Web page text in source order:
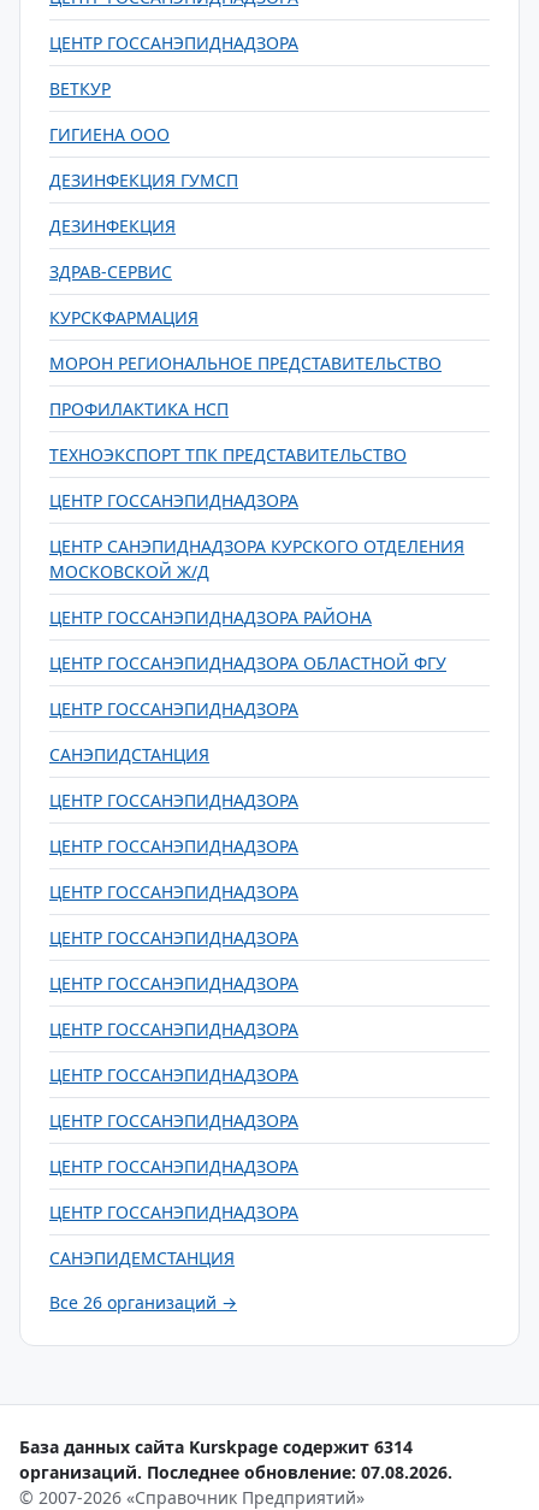
ЦЕНТР ГОССАНЭПИДНАДЗОРА
ВЕТКУР
ГИГИЕНА ООО
ДЕЗИНФЕКЦИЯ ГУМСП
ДЕЗИНФЕКЦИЯ
ЗДРАВ-СЕРВИС
КУРСКФАРМАЦИЯ
МОРОН РЕГИОНАЛЬНОЕ ПРЕДСТАВИТЕЛЬСТВО
ПРОФИЛАКТИКА НСП
ТЕХНОЭКСПОРТ ТПК ПРЕДСТАВИТЕЛЬСТВО
ЦЕНТР ГОССАНЭПИДНАДЗОРА
ЦЕНТР САНЭПИДНАДЗОРА КУРСКОГО ОТДЕЛЕНИЯ
МОСКОВСКОЙ Ж/Д
ЦЕНТР ГОССАНЭПИДНАДЗОРА РАЙОНА
ЦЕНТР ГОССАНЭПИДНАДЗОРА ОБЛАСТНОЙ ФГУ
ЦЕНТР ГОССАНЭПИДНАДЗОРА
САНЭПИДСТАНЦИЯ
ЦЕНТР ГОССАНЭПИДНАДЗОРА
ЦЕНТР ГОССАНЭПИДНАДЗОРА
ЦЕНТР ГОССАНЭПИДНАДЗОРА
ЦЕНТР ГОССАНЭПИДНАДЗОРА
ЦЕНТР ГОССАНЭПИДНАДЗОРА
ЦЕНТР ГОССАНЭПИДНАДЗОРА
ЦЕНТР ГОССАНЭПИДНАДЗОРА
ЦЕНТР ГОССАНЭПИДНАДЗОРА
ЦЕНТР ГОССАНЭПИДНАДЗОРА
ЦЕНТР ГОССАНЭПИДНАДЗОРА
САНЭПИДЕМСТАНЦИЯ
Все 26 организаций →
База данных сайта Kurskpage содержит 6314
организаций. Последнее обновление: 07.08.2026.
© 2007-2026 «Справочник Предприятий»